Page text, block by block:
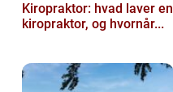
Kiropraktor: hvad laver en
kiropraktor, og hvornår...